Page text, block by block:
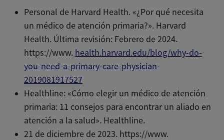
Personal de Harvard Health. «¿Por qué necesita
un médico de atención primaria?». Harvard
Health. Última revisión: Febrero de 2024.
https://www. health.harvard.edu/blog/why-do-
you-need-a-primary-care-physician-
2019081917527
Healthline: «Cómo elegir un médico de atención
primaria: 11 consejos para encontrar un aliado en
atención a la salud». Healthline.
21 de diciembre de 2023. https://www.